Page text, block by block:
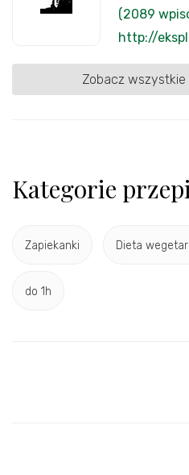
(2089
http://
Zobacz
Kategorie
Zapiekanki Dieta
do 1h